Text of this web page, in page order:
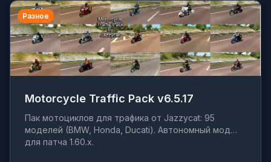
Разное
Motorcycle Traffic Pack v6.5.17
Пак мотоциклов для трафика от Jazzycat: 95
моделей (BMW, Honda, Ducati). Автономный мод
для патча 1.60.x.